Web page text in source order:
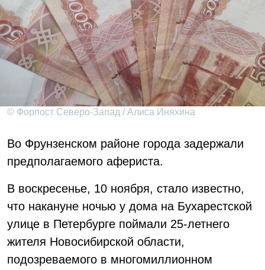
© Форпост Северо-Запад / Алиса Иняхина
Во Фрунзенском районе города задержали
предполагаемого афериста.
В воскресенье, 10 ноября, стало известно,
что накануне ночью у дома на Бухарестской
улице в Петербурге поймали 25-летнего
жителя Новосибирской области,
подозреваемого в многомиллионном